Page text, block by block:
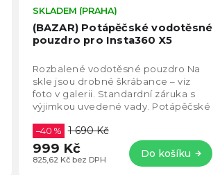
Průměrné
hodnocení
produktu
hvězdiček.
(BAZAR) Potápěčské vodotěsné
pouzdro pro Insta360 X5
SKLADEM (PRAHA)
825,62 Kč bez DPH
–40 % 1 690 Kč
999 Kč Do košíku
Rozbalené vodotěsné pouzdro Na
skle jsou drobné škrábance – viz
foto v galerii. Standardní záruka s
výjimkou uvedené vady. Potápěčské